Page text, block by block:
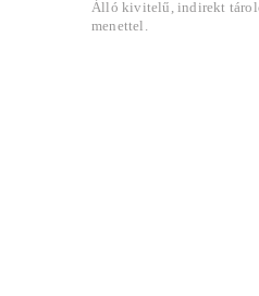
Álló kivitelű, indirekt
menettel.